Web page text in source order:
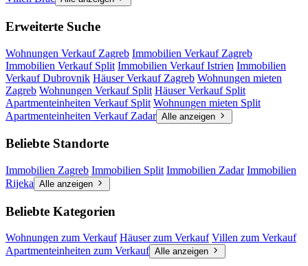
Erweiterte Suche
Wohnungen Verkauf Zagreb Immobilien Verkauf Zagreb
Immobilien Verkauf Split Immobilien Verkauf Istrien Immobilien
Verkauf Dubrovnik Häuser Verkauf Zagreb Wohnungen mieten
Zagreb Wohnungen Verkauf Split Häuser Verkauf Split
Apartmenteinheiten Verkauf Split Wohnungen mieten Split
Apartmenteinheiten Verkauf Zadar Alle anzeigen
Beliebte Standorte
Immobilien Zagreb Immobilien Split Immobilien Zadar Immobilien
Rijeka Alle anzeigen
Beliebte Kategorien
Wohnungen zum Verkauf Häuser zum Verkauf Villen zum Verkauf
Apartmenteinheiten zum Verkauf Alle anzeigen